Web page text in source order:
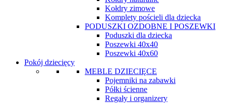
Kołdry zimowe
Komplety pościeli dla dziecka
PODUSZKI OZDOBNE I POSZEWKI
Poduszki dla dziecka
Poszewki 40x40
Poszewki 40x60
Pokój dziecięcy
MEBLE DZIECIĘCE
Pojemniki na zabawki
Półki ścienne
Regały i organizery